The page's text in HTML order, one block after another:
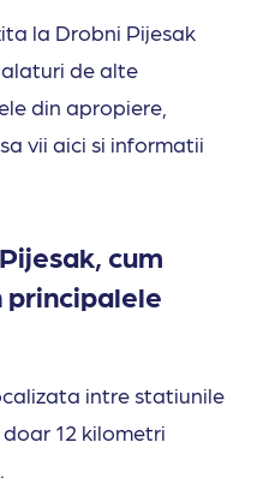
la Drobni Pijesak
alaturi de alte
din apropiere,
vii aici si informatii
cum
principalele
intre statiunile
doar 12 kilometri